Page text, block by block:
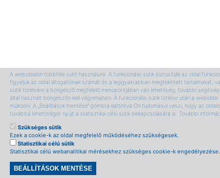
A weboldalon többféle sütit használunk. A funkcionális sütik biztosítják az oldal
figyeljük az oldal látogatóinak számát és a leggyakrabban megtekintett tartalmakat,
sütik törlésére a böngésző megfelelő menüpontjában van lehetőség, további
által használt böngészőn kell végrehajtani. A funkcionális sütik törlése után a
működni. A „Beállítások mentése” gombra kattintva Ön tudomásul veszi, hogy az
továbbá lehetőséget nyújt a statisztikai célú sütik bekapcsolására is. További
Szükséges sütik
Ezek a cookie-k az oldal megfelelő működéséhez szükségesek.
Statisztikai célú sütik
Statisztikai célú webanalitikai mérésekhez szükséges cookie-k engedélyezése.
BEÁLLÍTÁSOK MENTÉSE